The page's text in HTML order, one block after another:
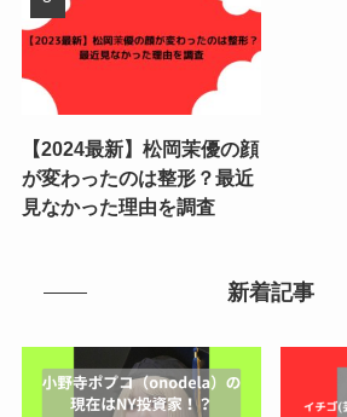
【2024最新】松岡茉優の顔
が変わったのは整形？最近
見なかった理由を調査
新着記事